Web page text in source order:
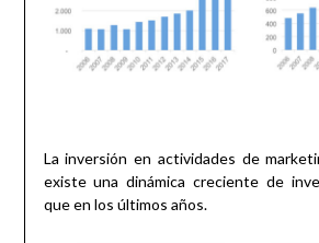
La inversión en actividades de
existe una dinámica creciente de
que en los últimos años.